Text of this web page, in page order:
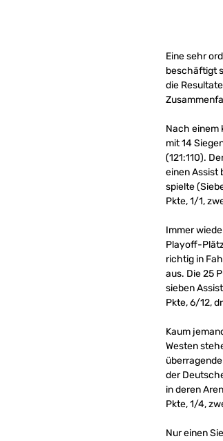
Eine sehr
beschäftigt
die
Nach einem
mit 14
(121:110).
einen Assist
spielte
Pkte, 1/1,
Immer
Playoff-
richtig in
aus. Die 25
sieben
Pkte, 6/12,
Kaum
Westen
der
in deren
Pkte, 1/4,
Nur einen